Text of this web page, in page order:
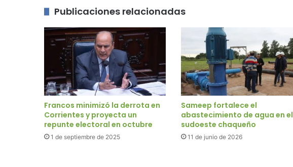
Publicaciones relacionadas
Francos minimizó la derrota en
Corrientes y proyecta un
repunte electoral en octubre
1 de septiembre de 2025
Sameep fortalece el
abastecimiento de agua en el
sudoeste chaqueño
11 de junio de 2026